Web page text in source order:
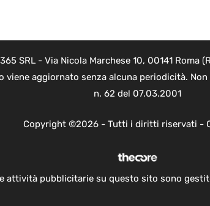
SRL - Via Nicola Marchese 10, 00141 Roma
aggiornato senza alcuna periodicità.
n. 62 del 07.03.2001
Copyright ©2026 - Tutti i diritti riservati -
attività pubblicitarie su questo sito sono